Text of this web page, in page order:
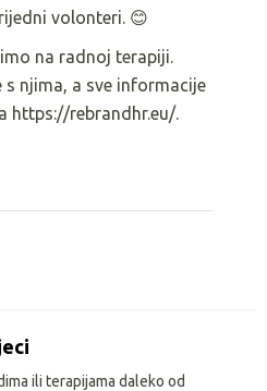
volonteri. 😊
na radnoj terapiji.
s njima, a sve informacije
https://rebrandhr.eu/.
ili terapijama daleko od